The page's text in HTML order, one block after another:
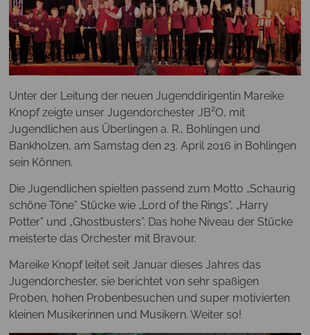
Unter der Leitung der neuen Jugenddirigentin Mareike
Knopf zeigte unser Jugendorchester JB²O, mit
Jugendlichen aus Überlingen a. R., Bohlingen und
Bankholzen, am Samstag den 23. April 2016 in Bohlingen
sein Können.
Die Jugendlichen spielten passend zum Motto „Schaurig
schöne Töne” Stücke wie „Lord of the Rings”, „Harry
Potter” und „Ghostbusters”. Das hohe Niveau der Stücke
meisterte das Orchester mit Bravour.
Mareike Knopf leitet seit Januar dieses Jahres das
Jugendorchester, sie berichtet von sehr spaßigen
Proben, hohen Probenbesuchen und super motivierten
kleinen Musikerinnen und Musikern. Weiter so!